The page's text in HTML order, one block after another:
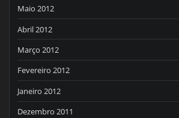
Maio 2012
Abril 2012
Março 2012
Fevereiro 2012
Janeiro 2012
Dezembro 2011